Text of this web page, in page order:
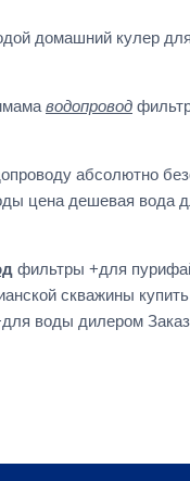
домашний кулер
водопровод
абсолютно
цена дешевая вода
фильтры +для
скважины
воды дилером